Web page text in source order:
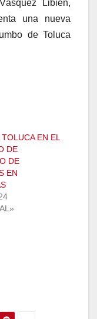
Libien,
una nueva
de Toluca
EN EL
DE
DE
EN